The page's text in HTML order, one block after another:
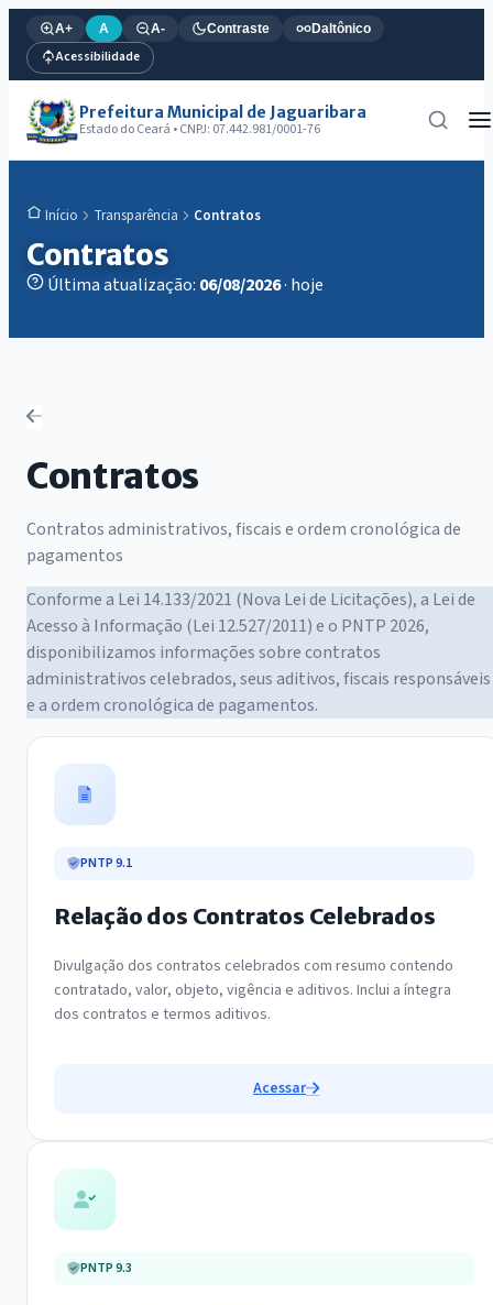
A+ A A- Contraste Daltônico
Acessibilidade
Prefeitura Municipal de Jaguaribara
Estado do Ceará • CNPJ: 07.442.981/0001-76
Início Transparência Contratos
Contratos
Última atualização: 06/08/2026· hoje
Contratos
Contratos administrativos, fiscais e ordem cronológica de
pagamentos
Conforme a Lei 14.133/2021 (Nova Lei de Licitações), a Lei de
Acesso à Informação (Lei 12.527/2011) e o PNTP 2026,
disponibilizamos informações sobre contratos
administrativos celebrados, seus aditivos, fiscais responsáveis
e a ordem cronológica de pagamentos.
PNTP 9.1
Relação dos Contratos Celebrados
Divulgação dos contratos celebrados com resumo contendo
contratado, valor, objeto, vigência e aditivos. Inclui a íntegra
dos contratos e termos aditivos.
Acessar
PNTP 9.3